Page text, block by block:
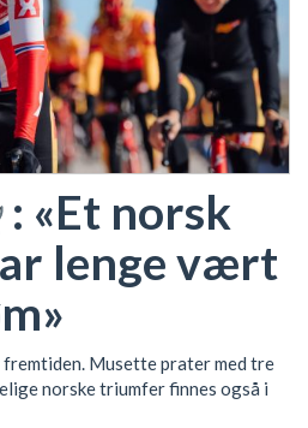
: «Et norsk
lenge vært
Musette prater med tre
norske triumfer finnes også i